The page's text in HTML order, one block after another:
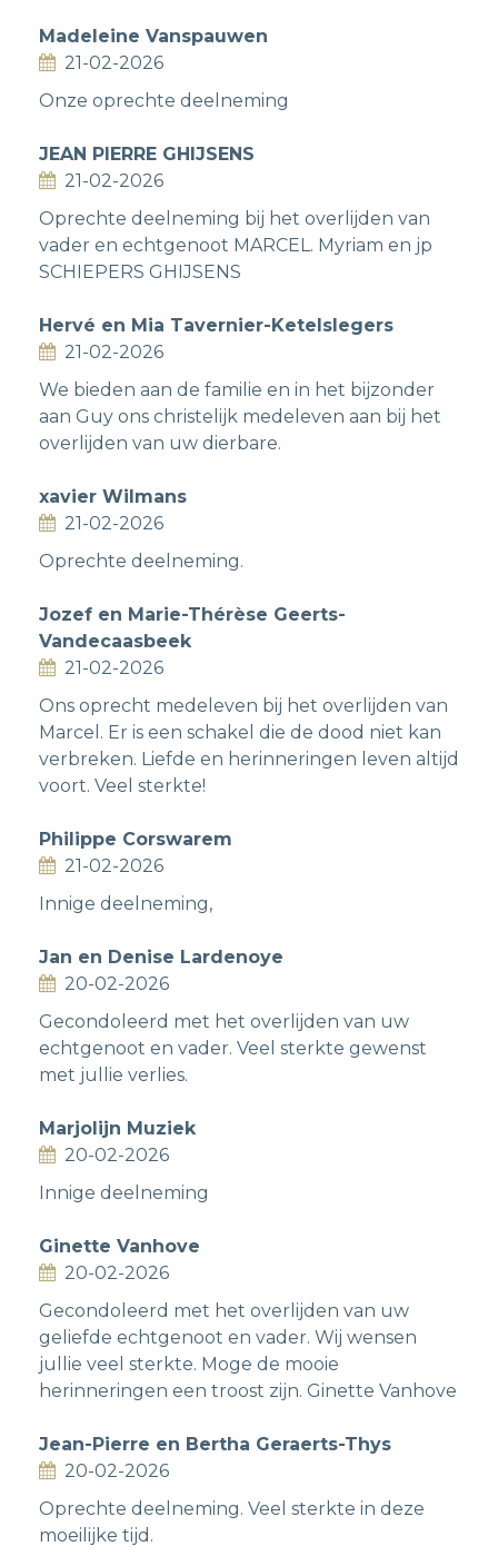
Madeleine Vanspauwen
21-02-2026
Onze oprechte deelneming
JEAN PIERRE GHIJSENS
21-02-2026
Oprechte deelneming bij het overlijden van
vader en echtgenoot MARCEL. Myriam en jp
SCHIEPERS GHIJSENS
Hervé en Mia Tavernier-Ketelslegers
21-02-2026
We bieden aan de familie en in het bijzonder
aan Guy ons christelijk medeleven aan bij het
overlijden van uw dierbare.
xavier Wilmans
21-02-2026
Oprechte deelneming.
Jozef en Marie-Thérèse Geerts-
Vandecaasbeek
21-02-2026
Ons oprecht medeleven bij het overlijden van
Marcel. Er is een schakel die de dood niet kan
verbreken. Liefde en herinneringen leven altijd
voort. Veel sterkte!
Philippe Corswarem
21-02-2026
Innige deelneming,
Jan en Denise Lardenoye
20-02-2026
Gecondoleerd met het overlijden van uw
echtgenoot en vader. Veel sterkte gewenst
met jullie verlies.
Marjolijn Muziek
20-02-2026
Innige deelneming
Ginette Vanhove
20-02-2026
Gecondoleerd met het overlijden van uw
geliefde echtgenoot en vader. Wij wensen
jullie veel sterkte. Moge de mooie
herinneringen een troost zijn. Ginette Vanhove
Jean-Pierre en Bertha Geraerts-Thys
20-02-2026
Oprechte deelneming. Veel sterkte in deze
moeilijke tijd.